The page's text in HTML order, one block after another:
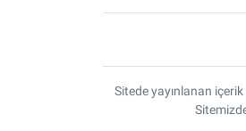
Sitede yayınlanan